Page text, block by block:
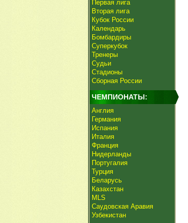
Первая лига
Вторая лига
Кубок России
Календарь
Бомбардиры
Суперкубок
Тренеры
Судьи
Стадионы
Сборная России
ЧЕМПИОНАТЫ:
Англия
Германия
Испания
Италия
Франция
Нидерланды
Португалия
Турция
Беларусь
Казахстан
MLS
Саудовская Аравия
Узбекистан